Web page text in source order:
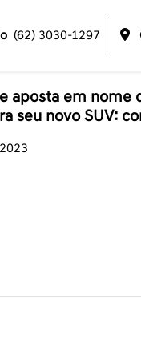
(62) 3030-1297
aposta em nome
seu novo SUV: